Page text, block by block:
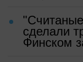
сделали
Финском